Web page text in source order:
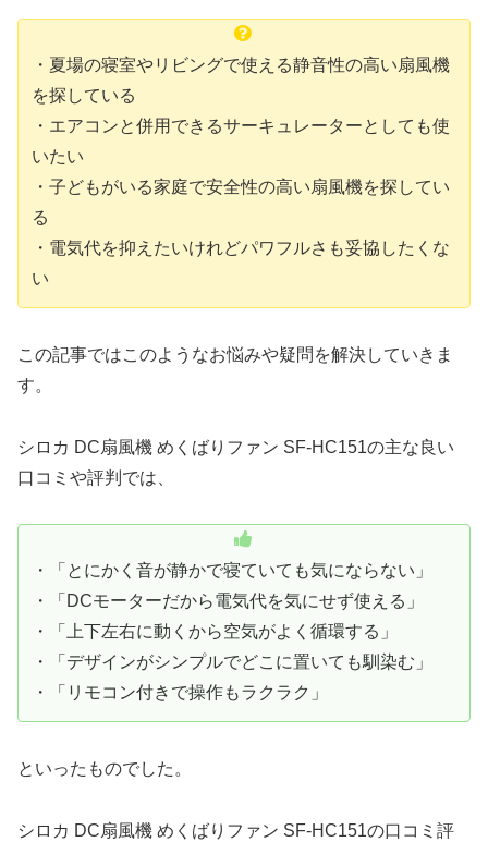
・夏場の寝室やリビングで使える静音性の高い扇風機
を探している
・エアコンと併用できるサーキュレーターとしても使
いたい
・子どもがいる家庭で安全性の高い扇風機を探してい
る
・電気代を抑えたいけれどパワフルさも妥協したくな
い
この記事ではこのようなお悩みや疑問を解決していきま
す。
シロカ DC扇風機 めくばりファン SF-HC151の主な良い
口コミや評判では、
・「とにかく音が静かで寝ていても気にならない」
・「DCモーターだから電気代を気にせず使える」
・「上下左右に動くから空気がよく循環する」
・「デザインがシンプルでどこに置いても馴染む」
・「リモコン付きで操作もラクラク」
といったものでした。
シロカ DC扇風機 めくばりファン SF-HC151の口コミ評